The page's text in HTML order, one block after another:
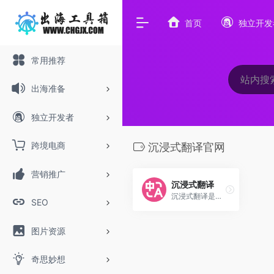
常用推荐
出海准备
独立开发者
跨境电商
营销推广
SEO
图片资源
奇思妙想
首页 独立开
沉浸式翻译官网
沉浸式翻译
沉浸式翻译是一款免费的网页翻译插件，为您提供在线双语对照网页翻译，多种格式的文档翻译、论文文献翻译、PDF翻译、EPUB电子书翻译、视频双语字幕翻译(支持Youtube,Netflix等主流视频站点)、TXT文本翻译等文件翻译服务。Chrome、Edge、火狐(Firefox)、Safari等主流浏览器适配，手机端和电脑端均可安装使用。支持中文、英语、日语、韩语、法语、德语、俄语、西班牙语、葡萄牙语、越南语、印尼语、意大利语、荷兰语、泰语等数十种语言的互译。支持多种翻译接口选择：DeepL 翻译、 Google 翻译、OpenAI (ChatGPT) 、Gemini、人工智能翻译、有道翻译、彩云小译、百度翻译、火山翻译、小牛翻译等。做最懂您的网页翻译扩展工具，为您提供最丝滑的网站翻译体验。